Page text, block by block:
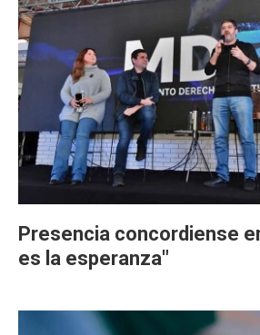
Presencia concordiense
es la esperanza"